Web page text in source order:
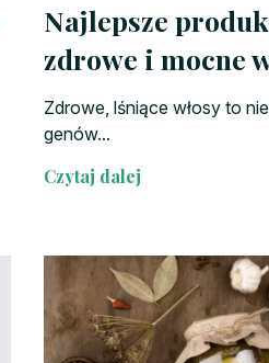
Najlepsze
zdrowe i mocne
Zdrowe, lśniące włosy to
genów...
Czytaj dalej